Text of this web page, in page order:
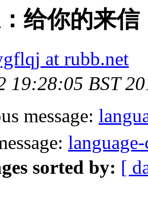
给你的来信
at rubb.net
19:28:05 BST
message:
sorted by: [